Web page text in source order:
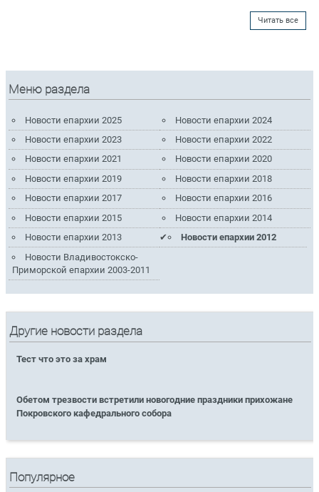
Читать все
Меню раздела
Новости епархии 2025
Новости епархии 2024
Новости епархии 2023
Новости епархии 2022
Новости епархии 2021
Новости епархии 2020
Новости епархии 2019
Новости епархии 2018
Новости епархии 2017
Новости епархии 2016
Новости епархии 2015
Новости епархии 2014
Новости епархии 2013
Новости епархии 2012
Новости Владивостокско-
Приморской епархии 2003-2011
Другие новости раздела
Тест что это за храм
Обетом трезвости встретили новогодние праздники прихожане
Покровского кафедрального собора
Популярное